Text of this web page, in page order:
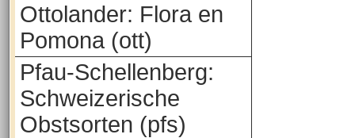
Ottolander: Flora en
Pomona (ott)
Pfau-Schellenberg:
Schweizerische
Obstsorten (pfs)